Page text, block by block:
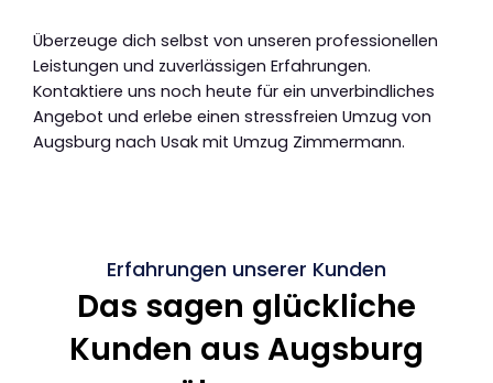
Überzeuge dich selbst von unseren professionellen
Leistungen und zuverlässigen Erfahrungen.
Kontaktiere uns noch heute für ein unverbindliches
Angebot und erlebe einen stressfreien Umzug von
Augsburg nach Usak mit Umzug Zimmermann.
Erfahrungen unserer Kunden
Das sagen glückliche
Kunden aus Augsburg